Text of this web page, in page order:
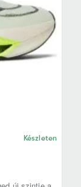
Készleten